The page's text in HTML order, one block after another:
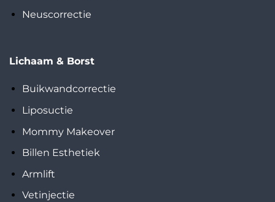
Neuscorrectie
Lichaam & Borst
Buikwandcorrectie
Liposuctie
Mommy Makeover
Billen Esthetiek
Armlift
Vetinjectie